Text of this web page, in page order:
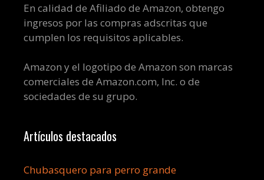
En calidad de Afiliado de Amazon, obtengo
ingresos por las compras adscritas que
cumplen los requisitos aplicables.
Amazon y el logotipo de Amazon son marcas
comerciales de Amazon.com, Inc. o de
sociedades de su grupo.
Artículos destacados
Chubasquero para perro grande